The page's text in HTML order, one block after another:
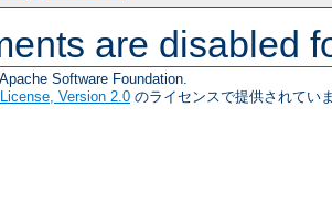
are disabled
Software Foundation.
Version 2.0 のライセンスで提供されてい